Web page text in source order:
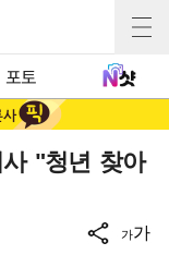
포토
"청년 찾아
가가